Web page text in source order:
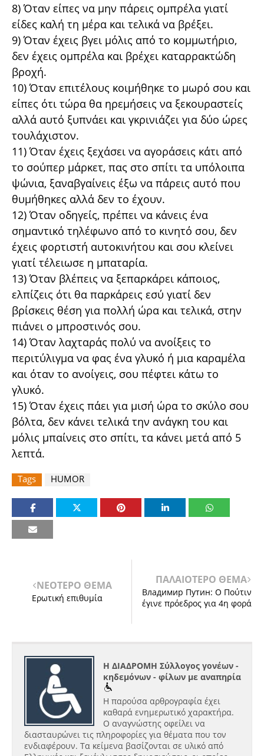
8) Όταν είπες να μην πάρεις ομπρέλα γιατί
είδες καλή τη μέρα και τελικά να βρέξει.
9) Όταν έχεις βγει μόλις από το κομμωτήριο,
δεν έχεις ομπρέλα και βρέχει καταρρακτώδη
βροχή.
10) Όταν επιτέλους κοιμήθηκε το μωρό σου και
είπες ότι τώρα θα ηρεμήσεις να ξεκουραστείς
αλλά αυτό ξυπνάει και γκρινιάζει για δύο ώρες
τουλάχιστον.
11) Όταν έχεις ξεχάσει να αγοράσεις κάτι από
το σούπερ μάρκετ, πας στο σπίτι τα υπόλοιπα
ψώνια, ξαναβγαίνεις έξω να πάρεις αυτό που
θυμήθηκες αλλά δεν το έχουν.
12) Όταν οδηγείς, πρέπει να κάνεις ένα
σημαντικό τηλέφωνο από το κινητό σου, δεν
έχεις φορτιστή αυτοκινήτου και σου κλείνει
γιατί τέλειωσε η μπαταρία.
13) Όταν βλέπεις να ξεπαρκάρει κάποιος,
ελπίζεις ότι θα παρκάρεις εσύ γιατί δεν
βρίσκεις θέση για πολλή ώρα και τελικά, στην
πιάνει ο μπροστινός σου.
14) Όταν λαχταράς πολύ να ανοίξεις το
περιτύλιγμα να φας ένα γλυκό ή μια καραμέλα
και όταν το ανοίγεις, σου πέφτει κάτω το
γλυκό.
15) Όταν έχεις πάει για μισή ώρα το σκύλο σου
βόλτα, δεν κάνει τελικά την ανάγκη του και
μόλις μπαίνεις στο σπίτι, τα κάνει μετά από 5
λεπτά.
Tags HUMOR
ΝΕΟΤΕΡΟ ΘΕΜΑ
Ερωτική επιθυμία
ΠΑΛΑΙΟΤΕΡΟ ΘΕΜΑ
Владимир Путин: Ο Πούτιν
έγινε πρόεδρος για 4η φορά
Η ΔΙΑΔΡΟΜΗ Σύλλογος γονέων -
κηδεμόνων - φίλων με αναπηρία
Η παρούσα αρθρογραφία έχει
καθαρά ενημερωτικό χαρακτήρα.
Ο αναγνώστης οφείλει να
διασταυρώνει τις πληροφορίες για θέματα που τον
ενδιαφέρουν. Τα κείμενα βασίζονται σε υλικό από